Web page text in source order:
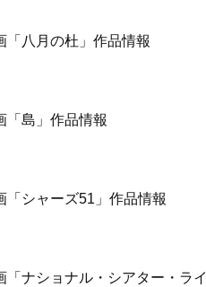
「八月の杜」作品情報
「島」作品情報
「シャーズ51」作品情報
「ナショナル・シアター・ライ